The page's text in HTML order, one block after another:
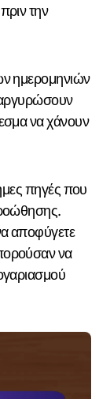
την
ημερομηνιών
να χάνουν
πηγές που
αποφύγετε
να